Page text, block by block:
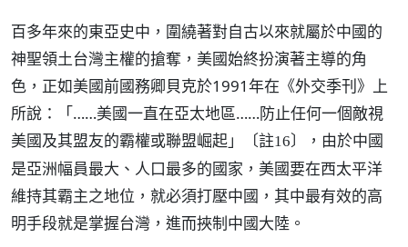
百多年來的東亞史中，圍繞著對自古以來就屬於中國的
神聖領土台灣主權的搶奪，美國始終扮演著主導的角
色，正如美國前國務卿貝克於1991年在《外交季刊》上
所說：「……美國一直在亞太地區……防止任何一個敵視
美國及其盟友的霸權或聯盟崛起」
〔註16〕
，由於中國
是亞洲幅員最大、人口最多的國家，美國要在西太平洋
維持其霸主之地位，就必須打壓中國，其中最有效的高
明手段就是掌握台灣，進而挾制中國大陸。